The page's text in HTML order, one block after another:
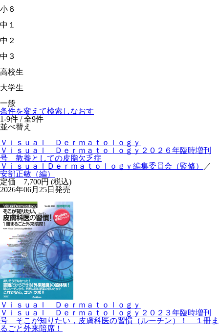
小６
中１
中２
中３
高校生
大学生
一般
条件を変えて検索しなおす
1-9件 / 全9件
並べ替え
Ｖｉｓｕａｌ Ｄｅｒｍａｔｏｌｏｇｙ
Ｖｉｓｕａｌ Ｄｅｒｍａｔｏｌｏｇｙ２０２６年臨時増刊
号 教養としての皮脂欠乏症
ＶｉｓｕａｌＤｅｒｍａｔｏｌｏｇｙ編集委員会（監修）
／
安部正敏（編）
定価 7,700円 (税込)
2026年06月25日発売
Ｖｉｓｕａｌ Ｄｅｒｍａｔｏｌｏｇｙ
Ｖｉｓｕａｌ Ｄｅｒｍａｔｏｌｏｇｙ２０２３年臨時増刊
号 そこが知りたい，皮膚科医の習慣（ルーチン）！ １冊ま
るごと外来陪席！